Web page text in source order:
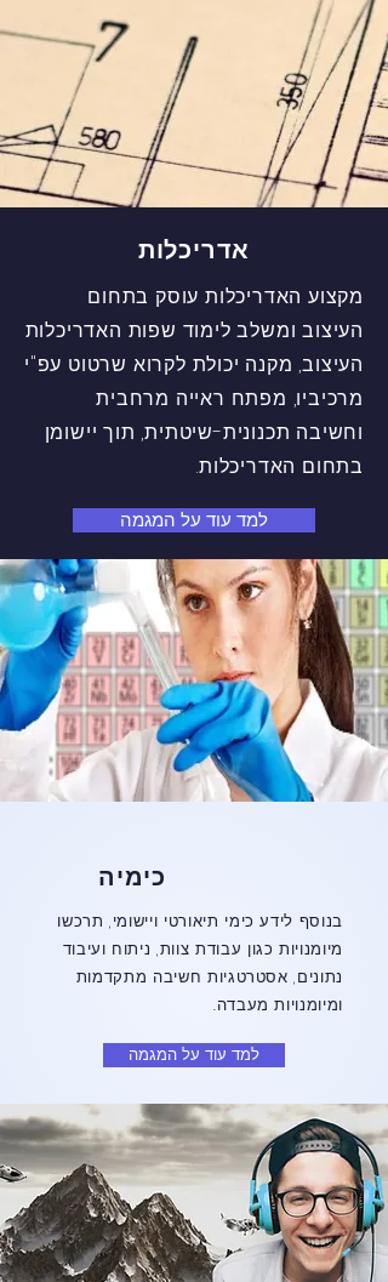
אדריכלות
מקצוע האדריכלות עוסק בתחום
העיצוב ומשלב לימוד שפות האדריכלות
העיצוב, מקנה יכולת לקרוא שרטוט עפ"י
מרכיביו, מפתח ראייה מרחבית
וחשיבה תכנונית-שיטתית, תוך יישומן
בתחום האדריכלות.
למד עוד על המגמה
כימיה
בנוסף לידע כימי תיאורטי ויישומי, תרכשו
מיומנויות כגון עבודת צוות, ניתוח ועיבוד
נתונים, אסטרטגיות חשיבה מתקדמות
ומיומנויות מעבדה.
למד עוד על המגמה